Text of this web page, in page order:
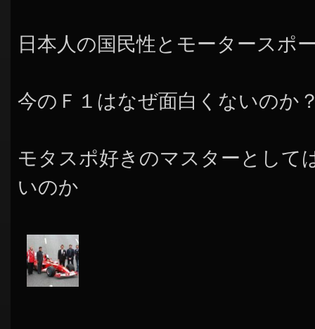
日本人の国民性とモータースポ
今のＦ１はなぜ面白くないのか
モタスポ好きのマスターとして
いのか